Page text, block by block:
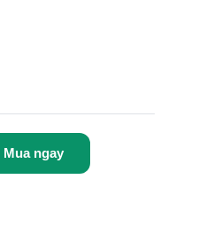
Mua ngay